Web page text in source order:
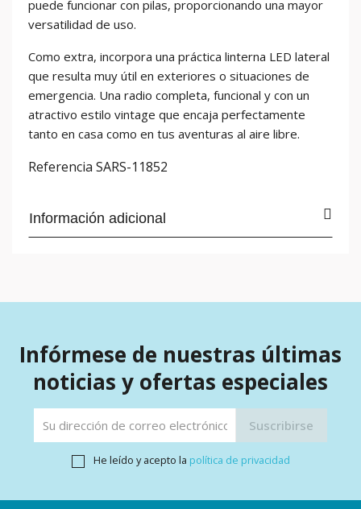
puede funcionar con pilas, proporcionando una mayor
versatilidad de uso.
Como extra, incorpora una práctica linterna LED lateral
que resulta muy útil en exteriores o situaciones de
emergencia. Una radio completa, funcional y con un
atractivo estilo vintage que encaja perfectamente
tanto en casa como en tus aventuras al aire libre.
Referencia SARS-11852
Información adicional
Infórmese de nuestras últimas
noticias y ofertas especiales
He leído y acepto la política de privacidad